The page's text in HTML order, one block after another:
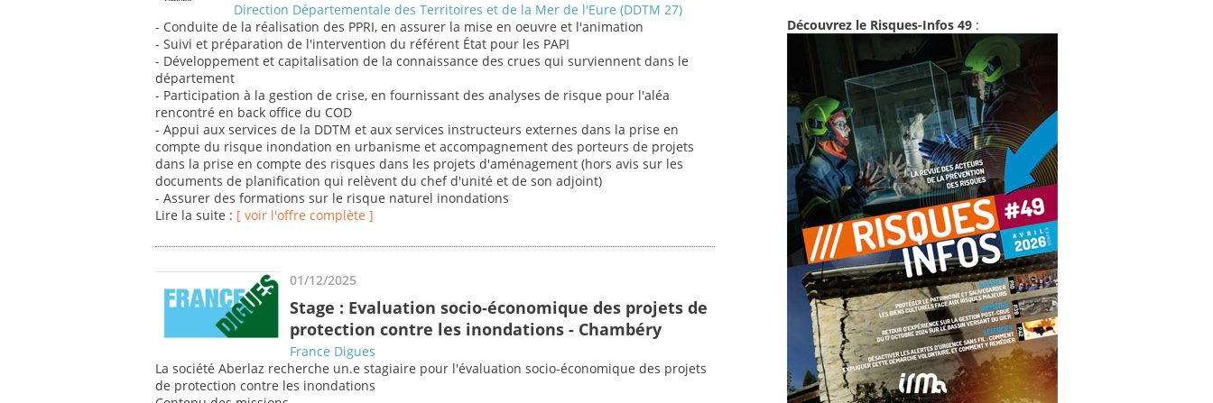
Direction Départementale des Territoires et de la Mer de l'Eure (DDTM 27)
- Conduite de la réalisation des PPRI, en assurer la mise en oeuvre et l'animation
- Suivi et préparation de l'intervention du référent État pour les PAPI
- Développement et capitalisation de la connaissance des crues qui surviennent dans le
département
- Participation à la gestion de crise, en fournissant des analyses de risque pour l'aléa
rencontré en back office du COD
- Appui aux services de la DDTM et aux services instructeurs externes dans la prise en
compte du risque inondation en urbanisme et accompagnement des porteurs de projets
dans la prise en compte des risques dans les projets d'aménagement (hors avis sur les
documents de planification qui relèvent du chef d'unité et de son adjoint)
- Assurer des formations sur le risque naturel inondations
Lire la suite : [ voir l'offre complète ]
01/12/2025
Stage : Evaluation socio-économique des projets de
protection contre les inondations - Chambéry
France Digues
La société Aberlaz recherche un.e stagiaire pour l'évaluation socio-économique des projets
de protection contre les inondations
Découvrez le Risques-Infos 49 :